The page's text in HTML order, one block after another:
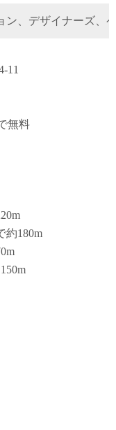
ン、デザイナーズ、
11
無料
約180m